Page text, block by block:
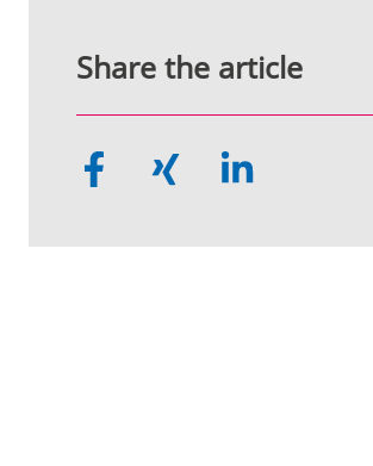
Share the article